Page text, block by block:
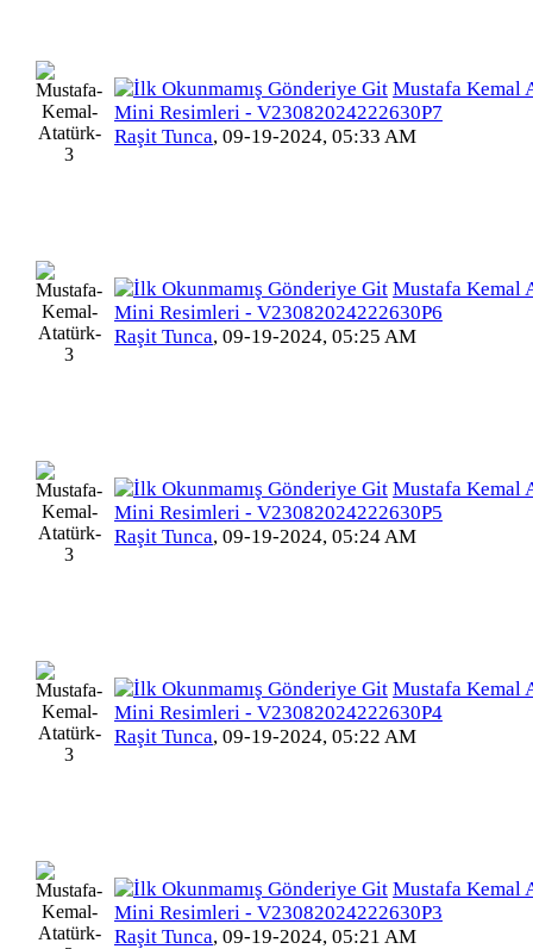
Mustafa Kemal
Mini Resimleri - V23082024222630P7
Raşit Tunca, 09-19-2024, 05:33 AM
Mustafa Kemal
Mini Resimleri - V23082024222630P6
Raşit Tunca, 09-19-2024, 05:25 AM
Mustafa Kemal
Mini Resimleri - V23082024222630P5
Raşit Tunca, 09-19-2024, 05:24 AM
Mustafa Kemal
Mini Resimleri - V23082024222630P4
Raşit Tunca, 09-19-2024, 05:22 AM
Mustafa Kemal
Mini Resimleri - V23082024222630P3
Raşit Tunca, 09-19-2024, 05:21 AM